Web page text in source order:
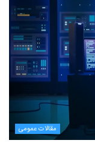
مقالات عمومی